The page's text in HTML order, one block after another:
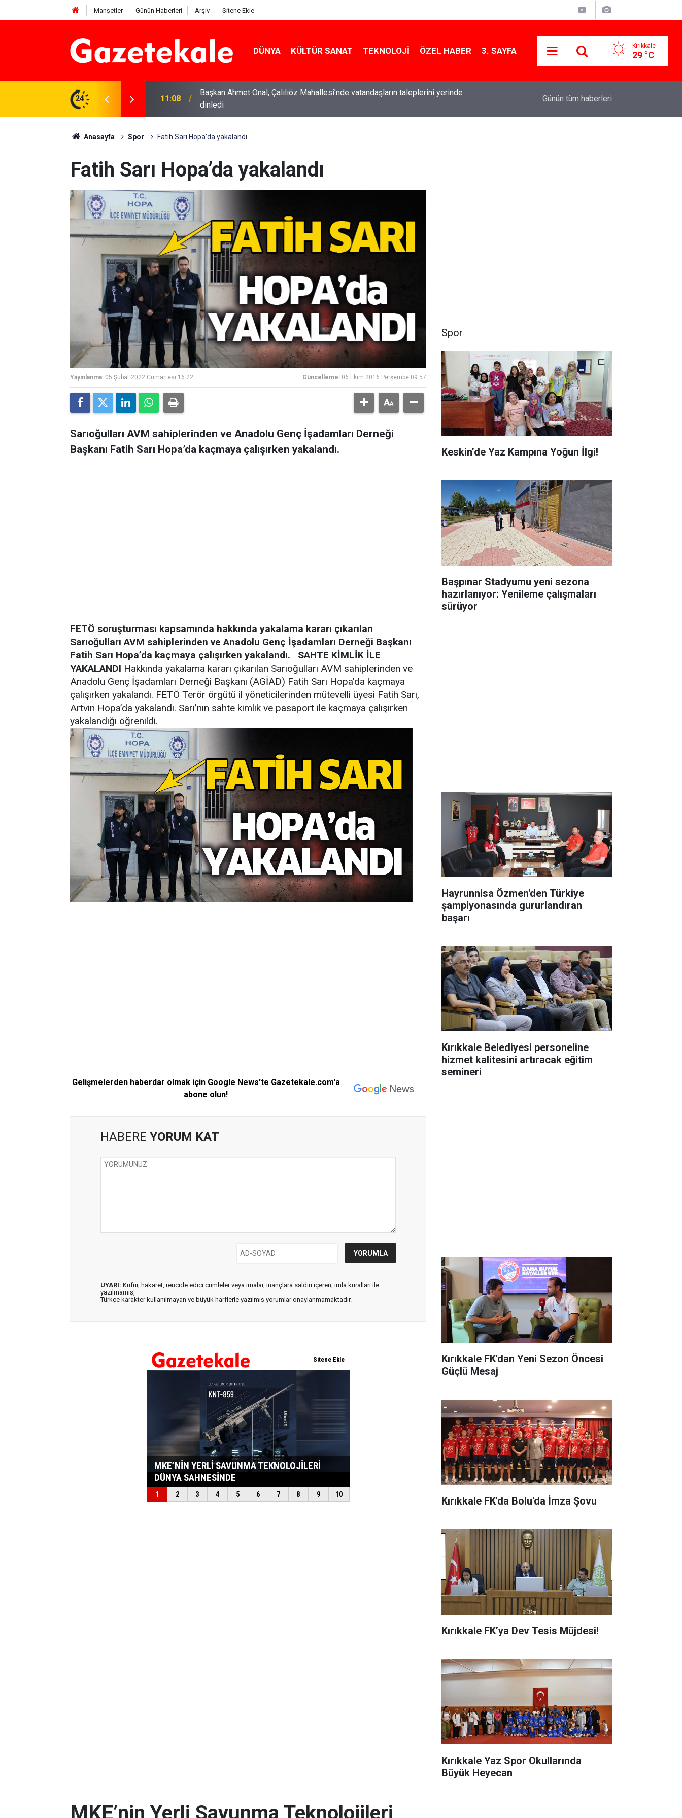
Manşetler Günün Haberleri Arşiv Sitene Ekle
DÜNYA KÜLTÜR SANAT TEKNOLOJI ÖZEL HABER 3. SAYFA Kırıkkale
29 °C
24
Dünya Sahnesinde 11:08
Başkan Ahmet Önal, Çalılıöz Mahallesi’nde vatandaşların taleplerini yerinde
dinledi
Bahşılı'da esnafın sorunları yerinde dinlendi
Günün tüm haberleri
Anasayfa Spor Fatih Sarı Hopa’da yakalandı
Fatih Sarı Hopa’da yakalandı
Yayınlanma: 05 Şubat 2022 Cumartesi 16:22 Güncelleme: 06 Ekim 2016 Perşembe 09:57
Sarıoğulları AVM sahiplerinden ve Anadolu Genç İşadamları Derneği
Başkanı Fatih Sarı Hopa’da kaçmaya çalışırken yakalandı.
FETÖ soruşturması kapsamında hakkında yakalama kararı çıkarılan
Sarıoğulları AVM sahiplerinden ve Anadolu Genç İşadamları Derneği Başkanı
Fatih Sarı Hopa’da kaçmaya çalışırken yakalandı.
SAHTE KİMLİK İLE
YAKALANDI Hakkında yakalama kararı çıkarılan Sarıoğulları AVM sahiplerinden ve
Anadolu Genç İşadamları Derneği Başkanı (AGİAD) Fatih Sarı Hopa’da kaçmaya
çalışırken yakalandı. FETÖ Terör örgütü il yöneticilerinden mütevelli üyesi Fatih Sarı,
Artvin Hopa’da yakalandı. Sarı’nın sahte kimlik ve pasaport ile kaçmaya çalışırken
yakalandığı öğrenildi.
Gelişmelerden haberdar olmak için Google News'te Gazetekale.com'a
abone olun!
HABERE YORUM KAT
UYARI: Küfür, hakaret, rencide edici cümleler veya imalar, inançlara saldırı içeren, imla kuralları ile
yazılmamış,
Türkçe karakter kullanılmayan ve büyük harflerle yazılmış yorumlar onaylanmamaktadır.
Spor
Keskin’de Yaz Kampına Yoğun İlgi!
Başpınar Stadyumu yeni sezona
hazırlanıyor: Yenileme çalışmaları
sürüyor
Hayrunnisa Özmen'den Türkiye
şampiyonasında gururlandıran
başarı
Kırıkkale Belediyesi personeline
hizmet kalitesini artıracak eğitim
semineri
Kırıkkale FK'dan Yeni Sezon Öncesi
Güçlü Mesaj
Kırıkkale FK'da Bolu'da İmza Şovu
Kırıkkale FK’ya Dev Tesis Müjdesi!
Kırıkkale Yaz Spor Okullarında
Büyük Heyecan
MKE’nin Yerli Savunma Teknolojileri